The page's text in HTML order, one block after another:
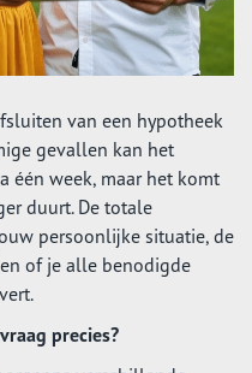
van een hypotheek
gevallen kan het
één week, maar het komt
duurt. De totale
persoonlijke situatie, de
of je alle benodigde
precies?